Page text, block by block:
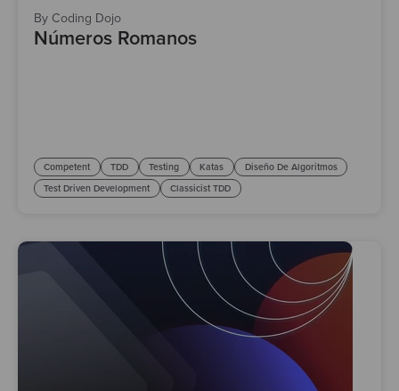
By Coding Dojo
Números Romanos
Competent TDD Testing Katas
Diseño De Algoritmos
Test Driven Development
Classicist TDD